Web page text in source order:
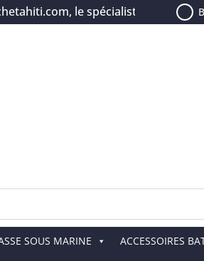
le spécialiste de la
SOUS MARINE ACCESSOIRES